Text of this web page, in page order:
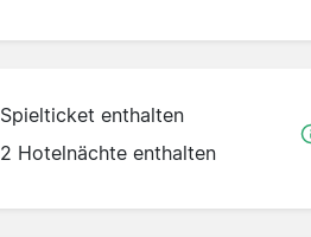
Spielticket enthalten
2 Hotelnächte enthalten